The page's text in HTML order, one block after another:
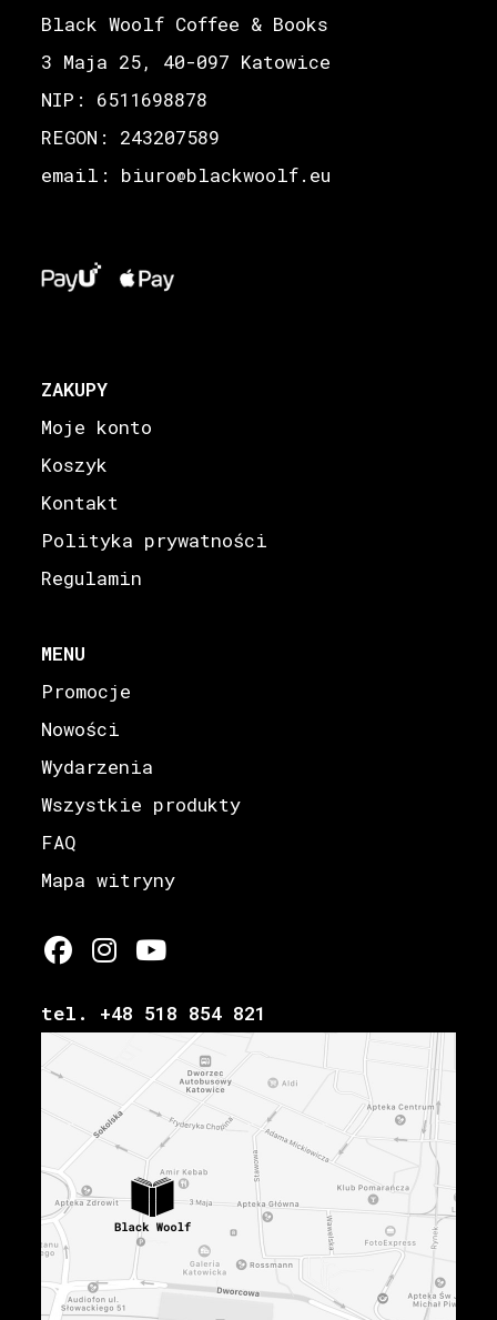
Black Woolf Coffee & Books
3 Maja 25, 40-097 Katowice
NIP: 6511698878
REGON: 243207589
email: biuro@blackwoolf.eu
ZAKUPY
Moje konto
Koszyk
Kontakt
Polityka prywatności
Regulamin
MENU
Promocje
Nowości
Wydarzenia
Wszystkie produkty
FAQ
Mapa witryny
tel. +48 518 854 821